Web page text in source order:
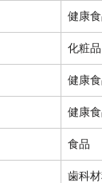
健康
化粧
健康
健康食
食品
歯科